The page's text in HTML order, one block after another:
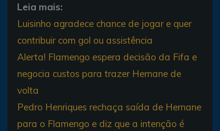
Leia mais:
Luisinho agradece chance de jogar e quer
contribuir com gol ou assistência
Alerta! Flamengo espera decisão da Fifa e
negocia custos para trazer Hernane de
volta
Pedro Henriques rechaça saída de Hernane
para o Flamengo e diz que a intenção é